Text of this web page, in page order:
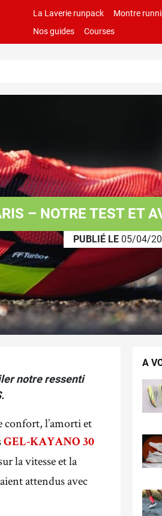
La Laverie runpack Montre
Nos guides
Courses
– NOTRE TEST ET
PUBLIÉ LE05/04/
notre ressenti
confort, l’amorti et
GEL-KAYANO 30
la vitesse et la
attendus avec
A